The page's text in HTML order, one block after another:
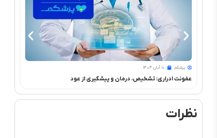
پزشکم ۱۰ آبان ۱۴۰۴
عفونت ادراری: تشخیص، درمان و پیشگیری از عود
نظرات